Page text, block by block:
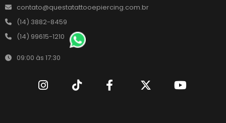
contato@questatattooepiercing.com.br
(14) 3882-8459
(14) 99615-1210
09:00 às 17:30